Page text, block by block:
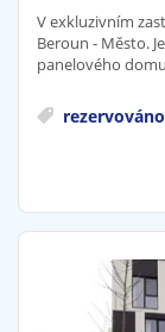
V exkluzivním
Beroun - Město.
panelového
rezervováno